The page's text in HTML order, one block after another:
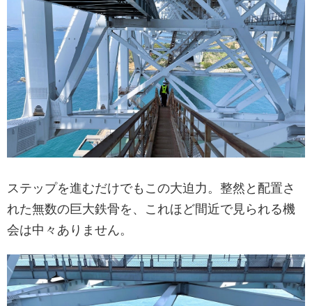
ステップを進むだけでもこの大迫力。整然と配置さ
れた無数の巨大鉄骨を、これほど間近で見られる機
会は中々ありません。